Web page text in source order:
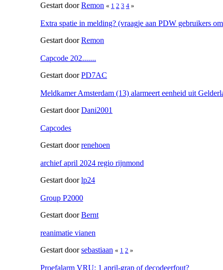
Gestart doorRemon « 1 2 3 4 »
Extra spatie in melding? (vraagje aan PDW gebruikers
Gestart doorRemon
Capcode 202.......
Gestart doorPD7AC
Meldkamer Amsterdam (13) alarmeert eenheid uit
Gestart doorDani2001
Capcodes
Gestart doorrenehoen
archief april 2024 regio rijnmond
Gestart doorlp24
Group P2000
Gestart doorBernt
reanimatie vianen
Gestart doorsebastiaan « 1 2 »
Proefalarm VRU: 1 april-grap of decodeerfout?